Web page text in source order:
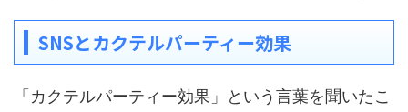
SNSとカクテルパーティー効果
「カクテルパーティー効果」という言葉を聞いたこ